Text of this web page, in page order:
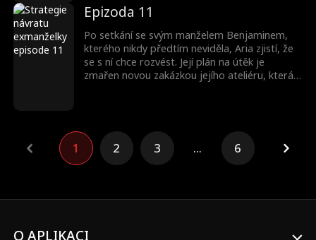
pracovat kvůli penězům. Během této doby se
Benjamin zamiluje do své designérky Arie,
zatímco ona k němu také začne něco cítit...
Epizoda 11
Po setkání se svým manželem Benjaminem,
kterého nikdy předtím neviděla, Aria zjistí, že
se s ní chce rozvést. Její plán na útěk je
zmařen novou zakázkou jejího ateliéru, která
Benjamin zamiluje do své designérky Arie,
zatímco ona k němu také začne něco cítit...
1 2 3 ... 6
O APLIKACI